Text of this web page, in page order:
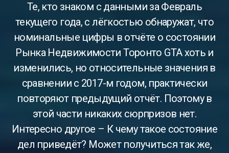
Те, кто знаком с данными за Февраль
текущего года, с лёгкостью обнаружат, что
номинальные цифры в отчёте о состоянии
Рынка Недвижимости Торонто GTA хоть и
изменились, но относительные значения в
сравнении с 2017-м годом, практически
повторяют предыдущий отчёт. Поэтому в
этой части никаких сюрпризов нет.
Интересно другое – К чему такое состояние
дел приведёт? Может получиться так же,